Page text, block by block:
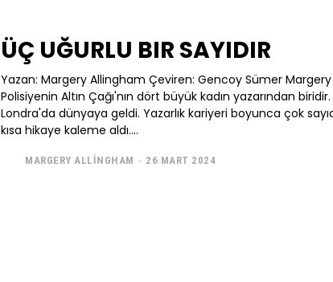
ÜÇ UĞURLU BIR SAYIDIR
Yazan: Margery Allingham Çeviren: Gencoy Sümer
Polisiyenin Altın Çağı'nın dört büyük kadın yazarından
Londra'da dünyaya geldi. Yazarlık kariyeri boyunca çok
kısa hikaye kaleme aldı....
MARGERY ALLINGHAM - 26 MART 2024